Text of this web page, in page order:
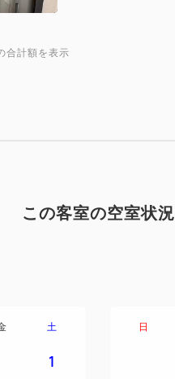
合計額を表示
この客室の空室状況
土
1
日